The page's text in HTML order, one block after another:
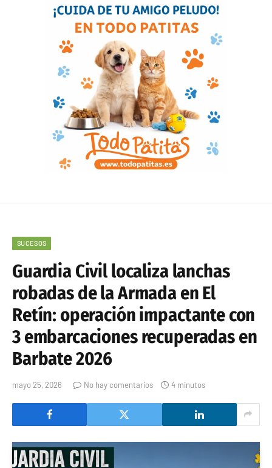
SUCESOS
Guardia Civil localiza lanchas
robadas de la Armada en El
Retín: operación impactante con
3 embarcaciones recuperadas en
Barbate 2026
mayo 25, 2026 No hay comentarios 4 minutos